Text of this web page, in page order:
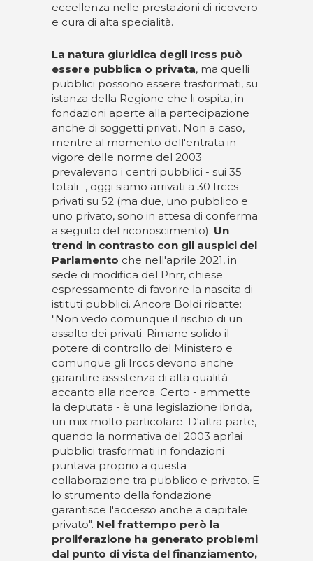
eccellenza nelle prestazioni di ricovero
e cura di alta specialità.
La natura giuridica degli Ircss può
essere pubblica o privata, ma quelli
pubblici possono essere trasformati, su
istanza della Regione che li ospita, in
fondazioni aperte alla partecipazione
anche di soggetti privati. Non a caso,
mentre al momento dell'entrata in
vigore delle norme del 2003
prevalevano i centri pubblici - sui 35
totali -, oggi siamo arrivati a 30 Irccs
privati su 52 (ma due, uno pubblico e
uno privato, sono in attesa di conferma
a seguito del riconoscimento). Un
trend in contrasto con gli auspici del
Parlamento che nell'aprile 2021, in
sede di modifica del Pnrr, chiese
espressamente di favorire la nascita di
istituti pubblici. Ancora Boldi ribatte:
"Non vedo comunque il rischio di un
assalto dei privati. Rimane solido il
potere di controllo del Ministero e
comunque gli Irccs devono anche
garantire assistenza di alta qualità
accanto alla ricerca. Certo - ammette
la deputata - è una legislazione ibrida,
un mix molto particolare. D'altra parte,
quando la normativa del 2003 aprìai
pubblici trasformati in fondazioni
puntava proprio a questa
collaborazione tra pubblico e privato. E
lo strumento della fondazione
garantisce l'accesso anche a capitale
privato". Nel frattempo però la
proliferazione ha generato problemi
dal punto di vista del finanziamento,